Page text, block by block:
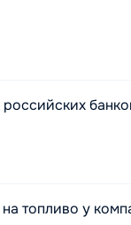
топливо у